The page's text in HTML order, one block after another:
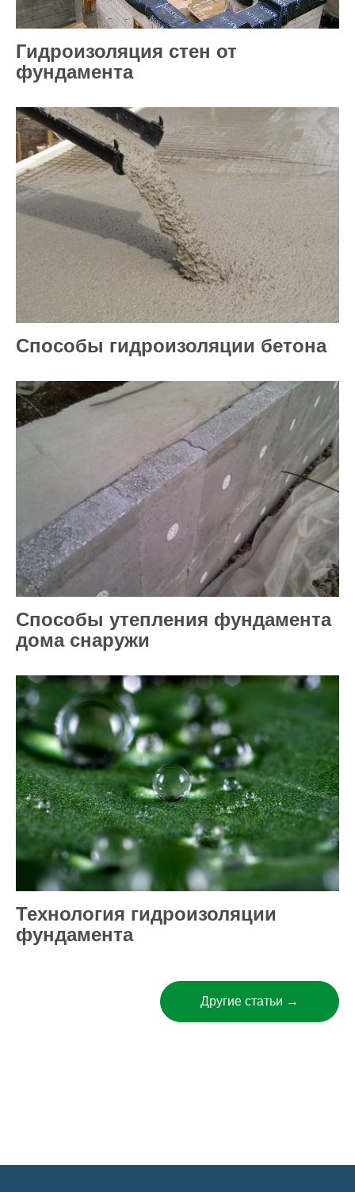
Гидроизоляция стен от
фундамента
Способы гидроизоляции бетона
Способы утепления фундамента
дома снаружи
Технология гидроизоляции
фундамента
Другие статьи →